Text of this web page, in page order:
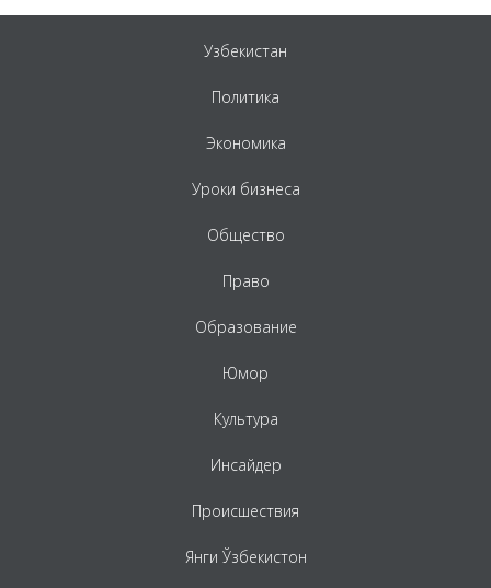
Узбекистан
Политика
Экономика
Уроки бизнеса
Общество
Право
Образование
Юмор
Культура
Инсайдер
Происшествия
Янги Ўзбекистон